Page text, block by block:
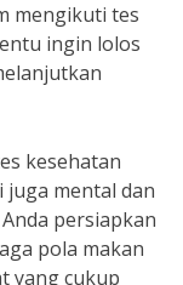
mengikuti tes
ingin lolos
kesehatan
juga mental dan
persiapkan
pola makan
yang cukup